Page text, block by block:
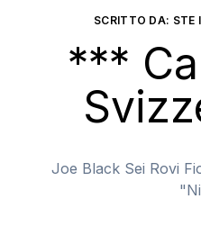
SCRITTO DA: STE
***
Joe Black Sei Rovi